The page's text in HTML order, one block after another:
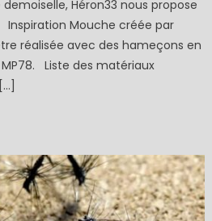
Héron33 nous propose
Mouche créée par
réalisée avec des hameçons en
Liste des matériaux